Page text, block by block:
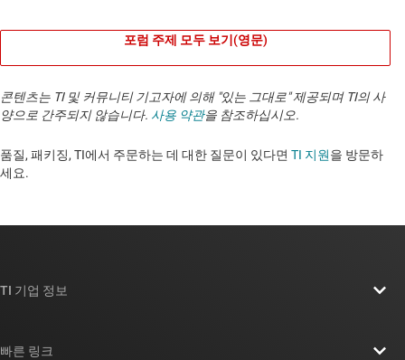
포럼 주제 모두 보기(영문)
콘텐츠는 TI 및 커뮤니티 기고자에 의해 "있는 그대로" 제공되며 TI의 사
양으로 간주되지 않습니다. 사용 약관을 참조하십시오.
품질, 패키징, TI에서 주문하는 데 대한 질문이 있다면 TI 지원을 방문하
세요. ​​​​​​​​​​​​​​
TI 기업 정보
빠른 링크